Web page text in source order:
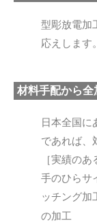
型彫放電加
応えします。
材料手配から
日本全国に
であれば、
［実績のあ
手のひら
ッチング
の加工